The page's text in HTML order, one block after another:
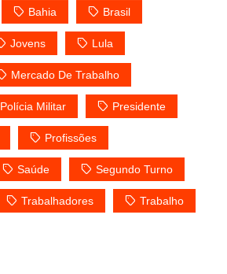
Bahia Brasil
Jovens Lula
Mercado De Trabalho
Polícia Militar Presidente
Profissões
Saúde Segundo Turno
Trabalhadores Trabalho